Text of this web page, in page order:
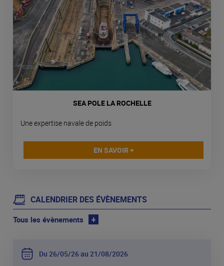
SEA POLE LA ROCHELLE
Une expertise navale de poids
EN SAVOIR +
CALENDRIER DES ÉVÈNEMENTS
Tous les évènements +
Du 26 05 26 au 21 08 2026